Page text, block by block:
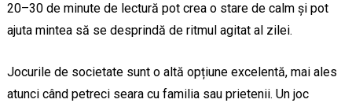
20–30 de minute de lectură pot crea o stare de calm și pot
ajuta mintea să se desprindă de ritmul agitat al zilei.
Jocurile de societate sunt o altă opțiune excelentă, mai ales
atunci când petreci seara cu familia sau prietenii. Un joc